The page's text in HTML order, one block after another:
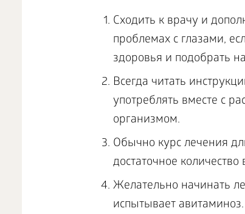
Сходить к врачу и
проблемах с глазами,
здоровья и подобрать
Всегда читать
употреблять вместе с
организмом.
Обычно курс лечения
достаточное
Желательно начинать
испытывает авитаминоз.